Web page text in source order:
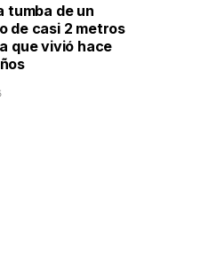
tumba de un
de casi 2 metros
que vivió hace